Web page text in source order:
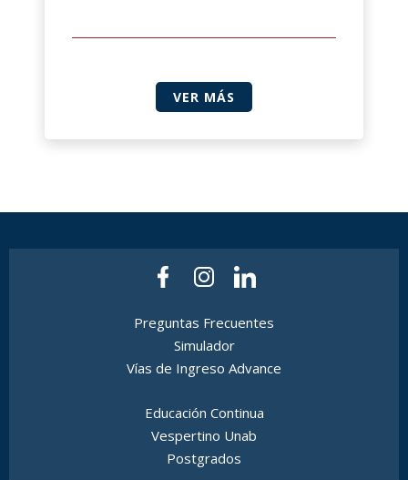
VER MÁS